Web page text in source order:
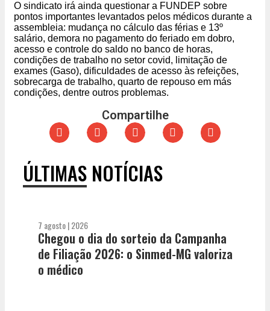
O sindicato irá ainda questionar a FUNDEP sobre
pontos importantes levantados pelos médicos durante a
assembleia: mudança no cálculo das férias e 13º
salário, demora no pagamento do feriado em dobro,
acesso e controle do saldo no banco de horas,
condições de trabalho no setor covid, limitação de
exames (Gaso), dificuldades de acesso às refeições,
sobrecarga de trabalho, quarto de repouso em más
condições, dentre outros problemas.
Compartilhe
ÚLTIMAS NOTÍCIAS
7 agosto | 2026
Chegou o dia do sorteio da Campanha
de Filiação 2026: o Sinmed-MG valoriza
o médico